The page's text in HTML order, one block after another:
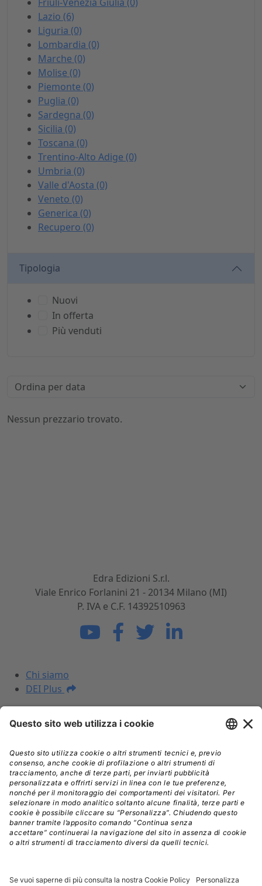
Lazio (6)
Liguria (0)
Lombardia (0)
Marche (0)
Molise (0)
Piemonte (0)
Puglia (0)
Sardegna (0)
Sicilia (0)
Toscana (0)
Trentino-Alto Adige (0)
Umbria (0)
Valle d'Aosta (0)
Veneto (0)
Generica (0)
Recupero (0)
Tipologia
Nuovi
In offerta
Più venduti
Nessun prezzario trovato.
Edra Edizioni S.r.l.
Viale Enrico Forlanini 21 - 20134 Milano (MI)
P. IVA e C.F. 14392510963
Chi siamo
DEI Plus
I NOSTRI PRODOTTI
Prezzari
DEI Plus Premium
INFORMAZIONI LEGALI
Informativa Privacy
Termini e condizioni
Nota legale
Licenza d'uso
Spedizioni Assistenza